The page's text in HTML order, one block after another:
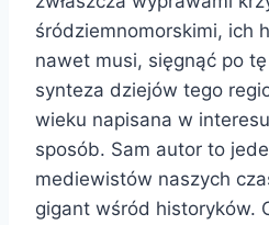
śródziemnomorskimi, ich
nawet musi, sięgnąć po
synteza dziejów tego
wieku napisana w
sposób. Sam autor to
mediewistów naszych
gigant wśród historyków.